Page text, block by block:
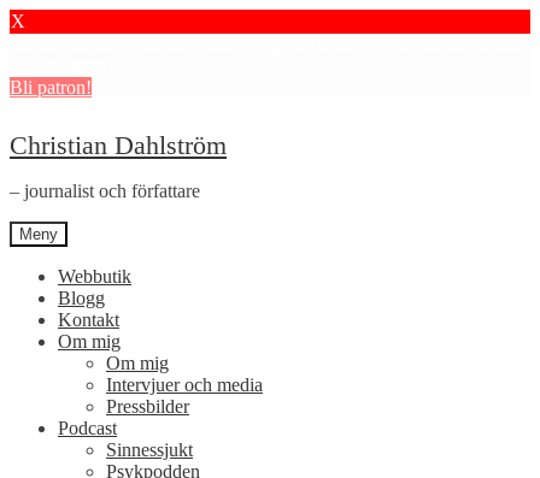
X
Bli patron!
Hoppa
till
navigering
Hoppa
till
innehåll
Christian Dahlström
– journalist och författare
Meny
Webbutik
Blogg
Kontakt
Om mig
Om mig
Intervjuer och media
Pressbilder
Podcast
Sinnessjukt
Psykpodden